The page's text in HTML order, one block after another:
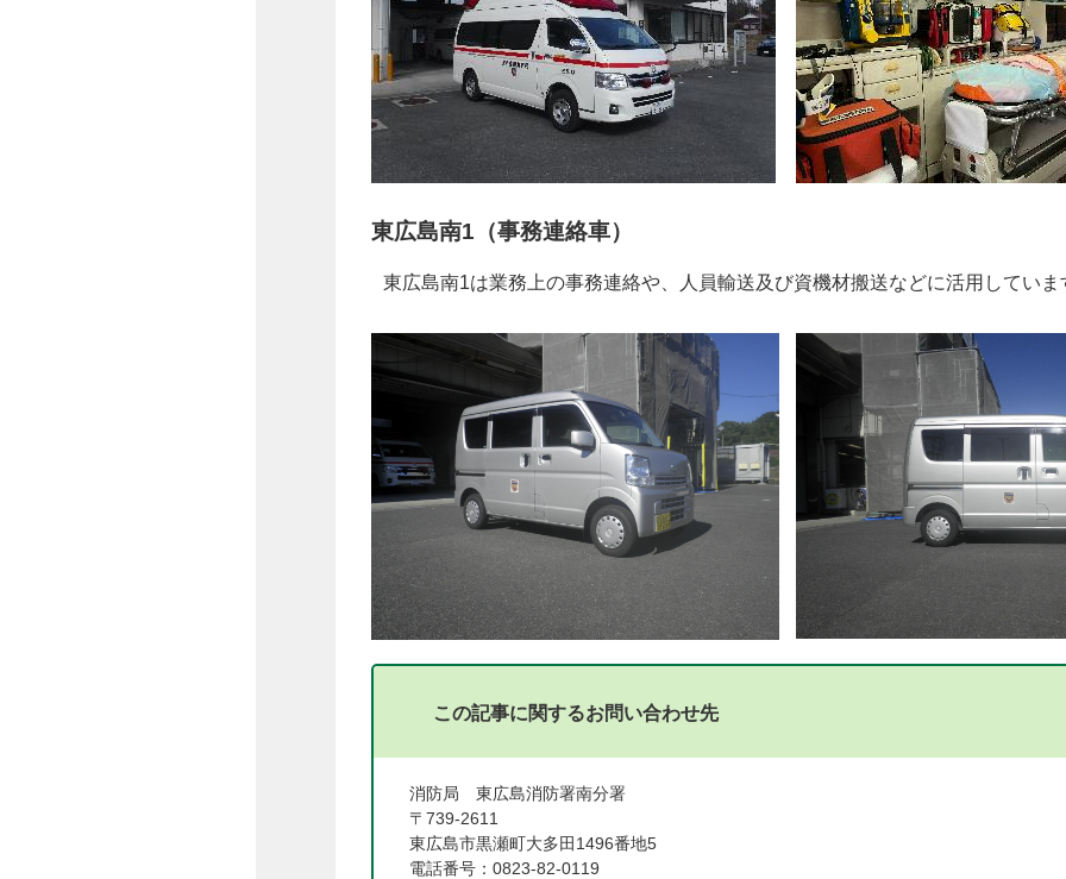
東広島南1（事務連絡車）
東広島南1は業務上の事務連絡や、人員輸送及び資機材搬送などに活用していま
この記事に関するお問い合わせ先
消防局 東広島消防署南分署
〒739-2611
東広島市黒瀬町大多田1496番地5
電話番号：0823-82-0119